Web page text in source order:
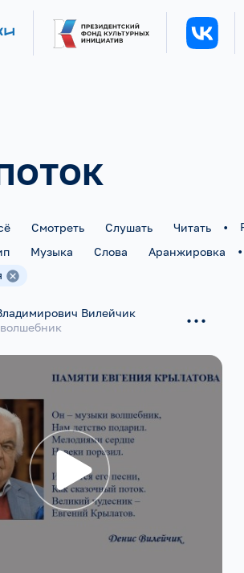
Смотреть Слушать Читать •
Музыка Слова Аранжировка •
Вилейчик
...